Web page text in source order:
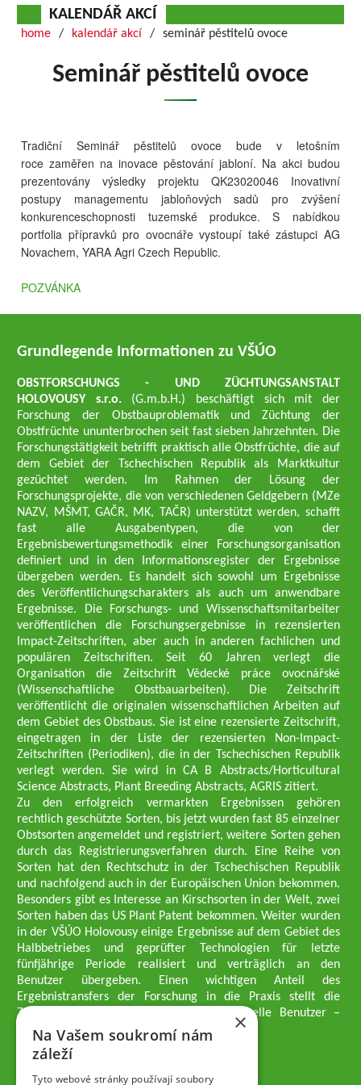
KALENDÁŘ AKCÍ
home kalendář akcí seminář pěstitelů ovoce
Seminář pěstitelů ovoce
Tradiční Seminář pěstitelů ovoce bude v letošním
rocezaměřen na inovace pěstování jabloní. Na akci budou
prezentovány výsledky projektu QK23020046 Inovativní
postupy managementu jabloňových sadů pro zvýšení
konkurenceschopnosti tuzemské produkce. S nabídkou
portfolia přípravků pro ovocnářevystoupí také zástupci AG
Novachem, YARA Agri Czech Republic.
POZVÁNKA
Grundlegende Informationen zu VŠÚO
OBSTFORSCHUNGS - UND ZÜCHTUNGSANSTALT
HOLOVOUSY s.r.o. (G.m.b.H.) beschäftigt sich mit der
Forschung der Obstbauproblematik und Züchtung der
Obstfrüchte ununterbrochen seit fast sieben Jahrzehnten. Die
Forschungstätigkeit betrifft praktisch alle Obstfrüchte, die auf
dem Gebiet der Tschechischen Republik als Marktkultur
gezüchtet werden. Im Rahmen der Lösung der
Forschungsprojekte, die von verschiedenen Geldgebern (MZe
NAZV, MŠMT, GAČR, MK, TAČR) unterstützt werden, schafft
fast alle Ausgabentypen, die von der
Ergebnisbewertungsmethodik einer Forschungsorganisation
definiert und in den Informationsregister der Ergebnisse
übergeben werden. Es handelt sich sowohl um Ergebnisse
des Veröffentlichungscharakters als auch um anwendbare
Ergebnisse. Die Forschungs- und Wissenschaftsmitarbeiter
veröffentlichen die Forschungsergebnisse in rezensierten
Impact-Zeitschriften, aber auch in anderen fachlichen und
populären Zeitschriften. Seit 60 Jahren verlegt die
Organisation die Zeitschrift Vědecké práce ovocnářské
(Wissenschaftliche Obstbauarbeiten). Die Zeitschrift
veröffentlicht die originalen wissenschaftlichen Arbeiten auf
dem Gebiet des Obstbaus. Sie ist eine rezensierte Zeitschrift,
eingetragen in der Liste der rezensierten Non-Impact-
Zeitschriften (Periodiken), die in der Tschechischen Republik
verlegt werden. Sie wird in CA B Abstracts/Horticultural
Science Abstracts, Plant Breeding Abstracts, AGRIS zitiert.
Zu den erfolgreich vermarkten Ergebnissen gehören
rechtlich geschützte Sorten, bis jetzt wurden fast 85 einzelner
Obstsorten angemeldet und registriert, weitere Sorten gehen
durch das Registrierungsverfahren durch. Eine Reihe von
Sorten hat den Rechtschutz in der Tschechischen Republik
und nachfolgend auch in der Europäischen Union bekommen.
Besonders gibt es Interesse an Kirschsorten in der Welt, zwei
Sorten haben das US Plant Patent bekommen. Weiter wurden
in der VŠÚO Holovousy einige Ergebnisse auf dem Gebiet des
Halbbetriebes und geprüfter Technologien für letzte
fünfjährige Periode realisiert und verträglich an den
Benutzer übergeben. Einen wichtigen Anteil des
Ergebnistransfers der Forschung in die Praxis stellt die
Züchtungsmethodik dar, die an professionelle Benutzer –
professionelle Obstzüchter übergeben wird.
Geschäftsführer der Gesellschaft
Dipl.-Ing. Tomáš Zmeškal
Dipl.-Ing. Jaroslav Vácha
×
Na Vašem soukromí nám
záleží
Tyto webové stránky používají soubory